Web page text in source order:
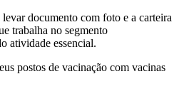
levar documento com foto e a carteira
trabalha no segmento
atividade essencial.
postos de vacinação com vacinas